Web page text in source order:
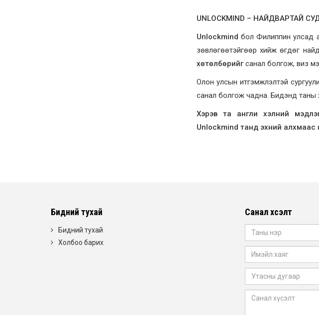
UNLOCKMIND – НАЙДВАРТАЙ
Unlockmind бол Филиппин улсад
зөвлөгөөтэйгөөр хийж өгдөг
хөтөлбөрийгсанал болгож, виз
Олон улсын итгэмжлэлтэй
санал болгож чадна. Бидэнд таны
Хэрэв та англи хэлний
Unlockmind танд эхний алхмаас
Бидний тухай
Бидний тухай
Холбоо барих
Санал хүсэлт